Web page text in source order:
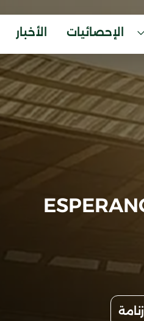
الإحصائيات الأخبار